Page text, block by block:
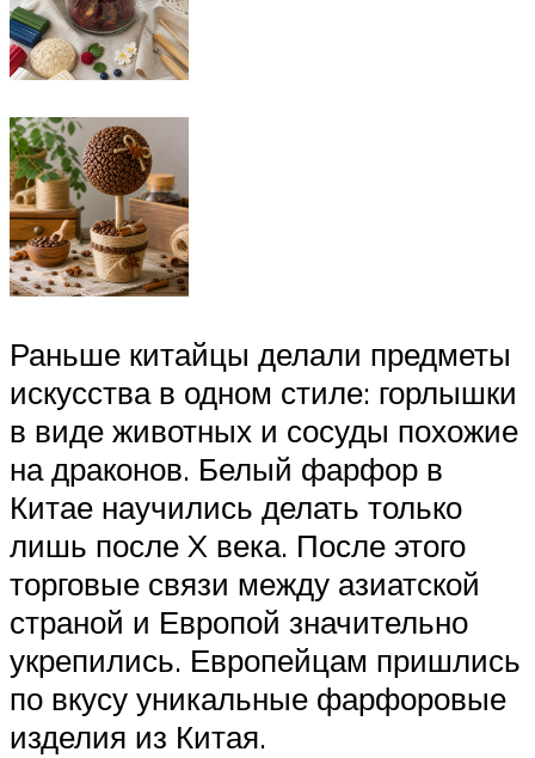
Раньше китайцы делали предметы
искусства в одном стиле: горлышки
в виде животных и сосуды похожие
на драконов. Белый фарфор в
Китае научились делать только
лишь после X века. После этого
торговые связи между азиатской
страной и Европой значительно
укрепились. Европейцам пришлись
по вкусу уникальные фарфоровые
изделия из Китая.